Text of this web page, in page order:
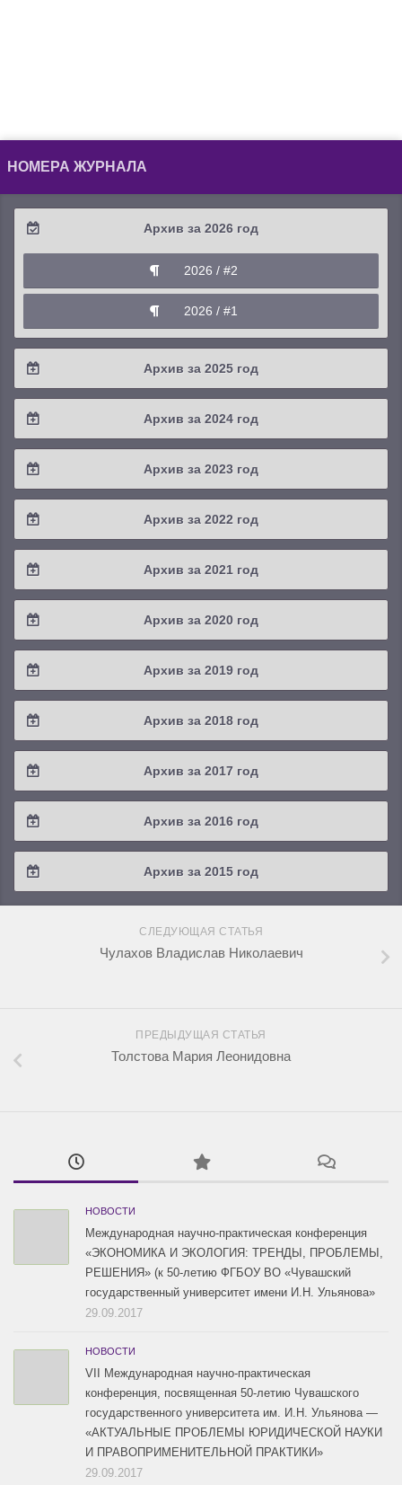
НОМЕРА ЖУРНАЛА
Архив за 2026 год
2026 / #2
2026 / #1
Архив за 2025 год
2025 / #4
2025 / #3
2025 / #1
Архив за 2024 год
2024 / #4
2024 / #3
2024 / #1
Архив за 2023 год
2023 / #4
2023 / #3
2023 / #1
Архив за 2022 год
2022 / #4
2022 / #3
2022 / #1
Архив за 2021 год
2021 / #4
2021 / #3
2021 / #1
Архив за 2020 год
2020 / #4
2020 / #3
2020 / #1
Архив за 2019 год
2019 / #4
2019 / #3
2019 / #1
Архив за 2018 год
2018 / #4
2018 / #3
2018 / #1
Архив за 2017 год
2017 / #4
2017 / #3
2017 / #1
Архив за 2016 год
2016 / #4
2016 / #3
2016 / #2
Архив за 2015 год
2015 / #3
2015 / #2
СЛЕДУЮЩАЯ СТАТЬЯ
Чулахов Владислав Николаевич
ПРЕДЫДУЩАЯ СТАТЬЯ
Толстова Мария Леонидовна
НОВОСТИ
Международная научно-практическая конференция
«ЭКОНОМИКА И ЭКОЛОГИЯ: ТРЕНДЫ, ПРОБЛЕМЫ,
РЕШЕНИЯ» (к 50-летию ФГБОУ ВО «Чувашский
государственный университет имени И.Н. Ульянова»
29.09.2017
НОВОСТИ
VII Международная научно-практическая
конференция, посвященная 50-летию Чувашского
государственного университета им. И.Н. Ульянова —
«АКТУАЛЬНЫЕ ПРОБЛЕМЫ ЮРИДИЧЕСКОЙ НАУКИ
И ПРАВОПРИМЕНИТЕЛЬНОЙ ПРАКТИКИ»
29.09.2017